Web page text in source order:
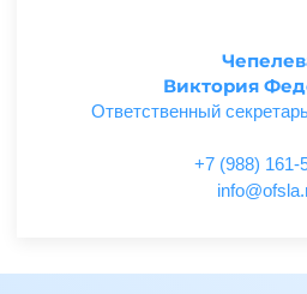
Виктория
Ответственный
+7 (988) 161-